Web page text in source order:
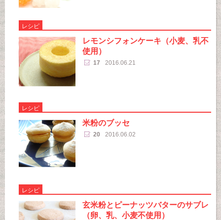
レシピ
レモンシフォンケーキ（小麦、乳不
使用）
17 2016.06.21
レシピ
米粉のブッセ
20 2016.06.02
レシピ
玄米粉とピーナッツバターのサブレ
（卵、乳、小麦不使用）